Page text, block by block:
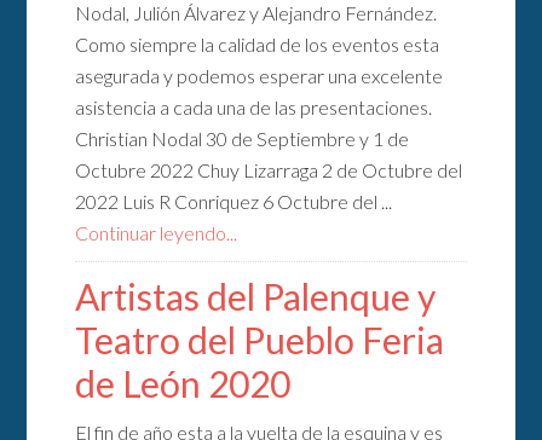
Nodal, Julión Álvarez y Alejandro Fernández.
Como siempre la calidad de los eventos esta
asegurada y podemos esperar una excelente
asistencia a cada una de las presentaciones.
Christian Nodal 30 de Septiembre y 1 de
Octubre 2022 Chuy Lizarraga 2 de Octubre del
2022 Luis R Conriquez 6 Octubre del ...
Continuar leyendo...
Artistas del Palenque y
Teatro del Pueblo Feria
de León 2020
El fin de año esta a la vuelta de la esquina y es